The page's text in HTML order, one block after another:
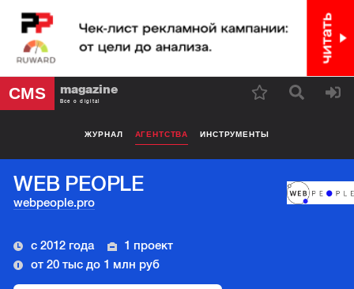
CMS magazine
Все о digital
ЖУРНАЛ АГЕНТСТВА ИНСТРУМЕНТЫ
WEB PEOPLE
webpeople.pro
с 2012 года
1 проект
от 20 тыс до 1 млн руб